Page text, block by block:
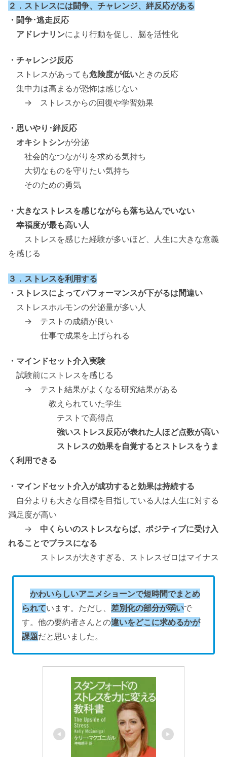
２．ストレスには闘争、チャレンジ、絆反応がある
・闘争･逃走反応
アドレナリンにより行動を促し、脳を活性化
・チャレンジ反応
ストレスがあっても危険度が低いときの反応
集中力は高まるが恐怖は感じない
→ ストレスからの回復や学習効果
・思いやり･絆反応
オキシトシンが分泌
社会的なつながりを求める気持ち
大切なものを守りたい気持ち
そのための勇気
・大きなストレスを感じながらも落ち込んでいない
幸福度が最も高い人
ストレスを感じた経験が多いほど、人生に大きな意義
を感じる
３．ストレスを利用する
・ストレスによってパフォーマンスが下がるは間違い
ストレスホルモンの分泌量が多い人
→ テストの成績が良い
仕事で成果を上げられる
・マインドセット介入実験
試験前にストレスを感じる
→ テスト結果がよくなる研究結果がある
教えられていた学生
テストで高得点
強いストレス反応が表れた人ほど点数が高い
ストレスの効果を自覚するとストレスをうま
く利用できる
・マインドセット介入が成功すると効果は持続する
自分よりも大きな目標を目指している人は人生に対する
満足度が高い
→ 中くらいのストレスならば、ポジティブに受け入
れることでプラスになる
ストレスが大きすぎる、ストレスゼロはマイナス
かわいらしいアニメショーンで短時間でまとめ
られています。ただし、差別化の部分が弱いで
す。他の要約者さんとの違いをどこに求めるかが
課題だと思いました。